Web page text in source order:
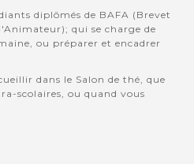
diplômés de BAFA (Brevet
qui se charge de
ou préparer et encadrer
dans le Salon de thé, que
scolaires, ou quand vous